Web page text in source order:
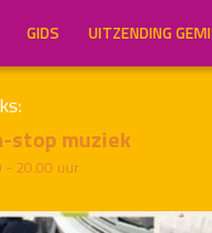
GIDS UITZENDING
stop muziek
- 20.00 uur